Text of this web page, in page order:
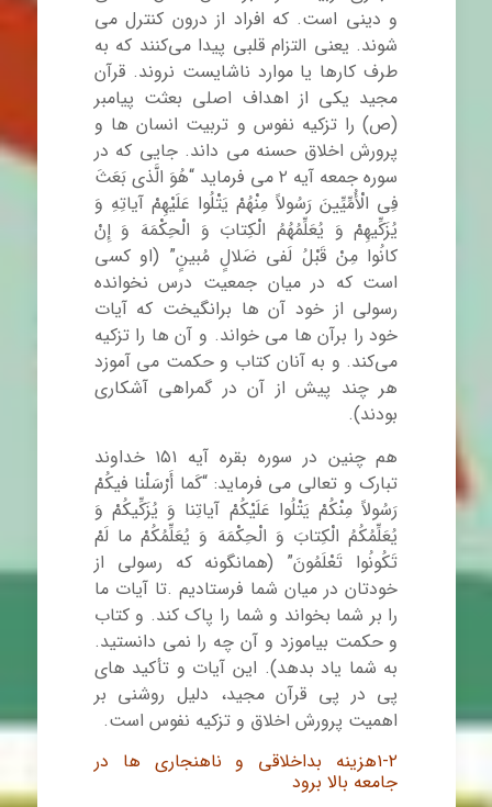
و دینی است. که افراد از درون کنترل می
شوند. یعنی التزام قلبی پیدا می‌کنند که به
طرف کارها یا موارد ناشایست نروند. قرآن
مجید یکی از اهداف اصلی بعثت پیامبر
(ص) را تزکیه نفوس و تربیت انسان ها و
پرورش اخلاق حسنه می داند. جایی که در
سوره جمعه آیه ۲ می فرماید “هُوَ الَّذی بَعَثَ
فِی الْأُمِّیِّینَ رَسُولاً مِنْهُمْ یَتْلُوا عَلَیْهِمْ آیاتِهِ وَ
یُزَکِّیهِمْ وَ یُعَلِّمُهُمُ الْکِتابَ وَ الْحِکْمَهَ وَ إِنْ
کانُوا مِنْ قَبْلُ لَفی‏ ضَلالٍ مُبینٍ” (او کسی
است که در میان جمعیت درس نخوانده
رسولی از خود آن ها برانگیخت که آیات
خود را برآن ها می خواند. و آن ها را تزکیه
می‌کند. و به آنان کتاب و حکمت می آموزد
هر چند پیش از آن در گمراهی آشکاری
بودند).
هم چنین در سوره بقره آیه ۱۵۱ خداوند
تبارک و تعالی می فرماید: “کَما أَرْسَلْنا فیکُمْ
رَسُولاً مِنْکُمْ یَتْلُوا عَلَیْکُمْ آیاتِنا وَ یُزَکِّیکُمْ وَ
یُعَلِّمُکُمُ الْکِتابَ وَ الْحِکْمَهَ وَ یُعَلِّمُکُمْ ما لَمْ
تَکُونُوا تَعْلَمُونَ” (همانگونه که رسولی از
خودتان در میان شما فرستادیم .تا آیات ما
را بر شما بخواند و شما را پاک کند. و کتاب
و حکمت بیاموزد و آن چه را نمی دانستید.
به شما یاد بدهد). این آیات و تأکید های
پی در پی قرآن مجید، دلیل روشنی بر
اهمیت پرورش اخلاق و تزکیه نفوس است.
۱-۲هزینه بداخلاقی و ناهنجاری ها در
جامعه بالا برود